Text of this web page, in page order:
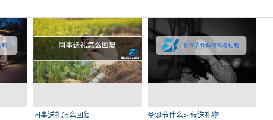
同事送礼怎么回复 圣诞节什么时候送礼物